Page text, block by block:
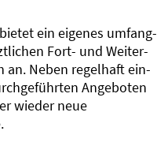
ein eigenes umfang­
Fort- und Weiter­
Neben regelhaft ein-
Angeboten
wieder neue